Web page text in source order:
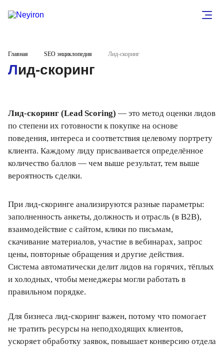
Главная SEO энциклопедия Лид-скоринг
Лид-скоринг
Лид-скоринг (Lead Scoring) — это метод оценки лидов
по степени их готовности к покупке на основе
поведения, интереса и соответствия целевому портрету
клиента. Каждому лиду присваивается определённое
количество баллов — чем выше результат, тем выше
вероятность сделки.
При лид-скоринге анализируются разные параметры:
заполненность анкеты, должность и отрасль (в B2B),
взаимодействие с сайтом, клики по письмам,
скачивание материалов, участие в вебинарах, запрос
цены, повторные обращения и другие действия.
Система автоматически делит лидов на горячих, тёплых
и холодных, чтобы менеджеры могли работать в
правильном порядке.
Для бизнеса лид-скоринг важен, потому что помогает
не тратить ресурсы на неподходящих клиентов,
ускоряет обработку заявок, повышает конверсию отдела